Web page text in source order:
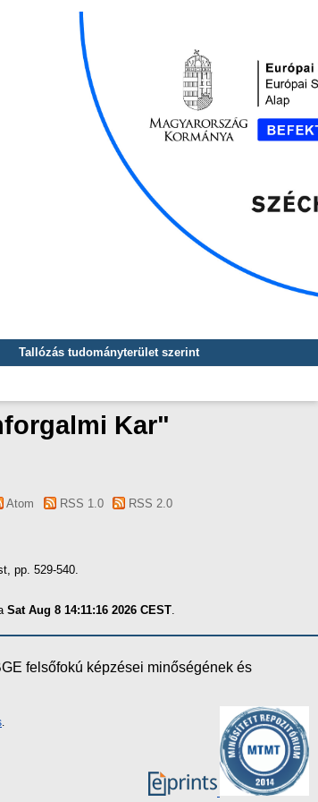
Tallózás tudományterület szerint
Kar"
Atom RSS 1.0 RSS 2.0
pp. 529-540.
Sat Aug 8 14:11:16 2026 CEST
felsőfokú képzései minőségének és